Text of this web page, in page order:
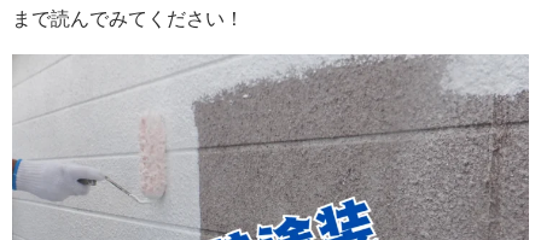
まで読んでみてください！